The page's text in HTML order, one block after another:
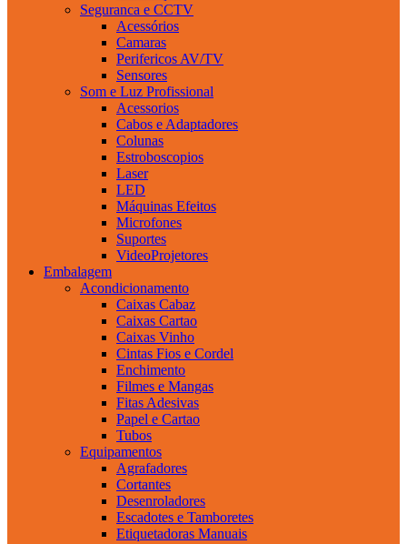
Seguranca e CCTV
Acessórios
Camaras
Perifericos AV/TV
Sensores
Som e Luz Profissional
Acessorios
Cabos e Adaptadores
Colunas
Estroboscopios
Laser
LED
Máquinas Efeitos
Microfones
Suportes
VideoProjetores
Embalagem
Acondicionamento
Caixas Cabaz
Caixas Cartao
Caixas Vinho
Cintas Fios e Cordel
Enchimento
Filmes e Mangas
Fitas Adesivas
Papel e Cartao
Tubos
Equipamentos
Agrafadores
Cortantes
Desenroladores
Escadotes e Tamboretes
Etiquetadoras Manuais